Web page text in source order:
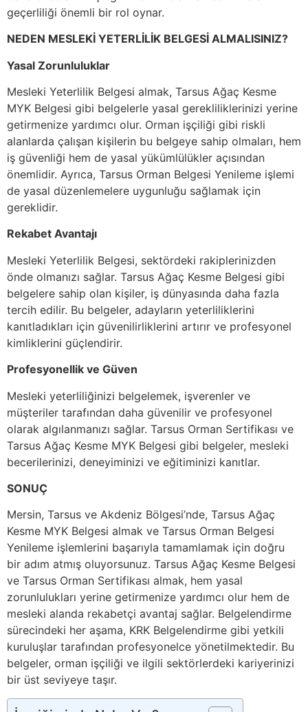
geçerliliği önemli bir rol oynar.
NEDEN MESLEKİ YETERLİLİK BELGESİ ALMALISINIZ?
Yasal Zorunluluklar
Mesleki Yeterlilik Belgesi almak, Tarsus Ağaç Kesme
MYK Belgesi gibi belgelerle yasal gerekliliklerinizi yerine
getirmenize yardımcı olur. Orman işçiliği gibi riskli
alanlarda çalışan kişilerin bu belgeye sahip olmaları, hem
iş güvenliği hem de yasal yükümlülükler açısından
önemlidir. Ayrıca, Tarsus Orman Belgesi Yenileme işlemi
de yasal düzenlemelere uygunluğu sağlamak için
gereklidir.
Rekabet Avantajı
Mesleki Yeterlilik Belgesi, sektördeki rakiplerinizden
önde olmanızı sağlar. Tarsus Ağaç Kesme Belgesi gibi
belgelere sahip olan kişiler, iş dünyasında daha fazla
tercih edilir. Bu belgeler, adayların yeterliliklerini
kanıtladıkları için güvenilirliklerini artırır ve profesyonel
kimliklerini güçlendirir.
Profesyonellik ve Güven
Mesleki yeterliliğinizi belgelemek, işverenler ve
müşteriler tarafından daha güvenilir ve profesyonel
olarak algılanmanızı sağlar. Tarsus Orman Sertifikası ve
Tarsus Ağaç Kesme MYK Belgesi gibi belgeler, mesleki
becerilerinizi, deneyiminizi ve eğitiminizi kanıtlar.
SONUÇ
Mersin, Tarsus ve Akdeniz Bölgesi’nde, Tarsus Ağaç
Kesme MYK Belgesi almak ve Tarsus Orman Belgesi
Yenileme işlemlerini başarıyla tamamlamak için doğru
bir adım atmış oluyorsunuz. Tarsus Ağaç Kesme Belgesi
ve Tarsus Orman Sertifikası almak, hem yasal
zorunlulukları yerine getirmenize yardımcı olur hem de
mesleki alanda rekabetçi avantaj sağlar. Belgelendirme
sürecindeki her aşama, KRK Belgelendirme gibi yetkili
kuruluşlar tarafından profesyonelce yönetilmektedir. Bu
belgeler, orman işçiliği ve ilgili sektörlerdeki kariyerinizi
bir üst seviyeye taşır.